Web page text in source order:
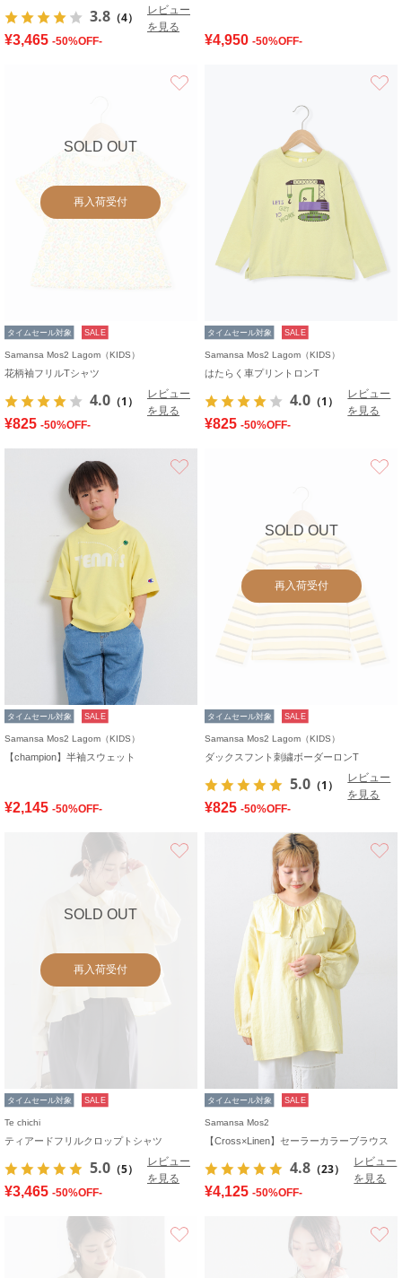
3.8 （4）
レビュー
を見る
¥3,465 -50%OFF- ¥4,950 -50%OFF-
SOLD OUT
再入荷受付
タイムセール対象 SALE
Samansa Mos2 Lagom（KIDS）
花柄袖フリルTシャツ
4.0 （1）
レビュー
を見る
¥825 -50%OFF-
タイムセール対象 SALE
Samansa Mos2 Lagom（KIDS）
はたらく車プリントロンT
4.0 （1）
レビュー
を見る
¥825 -50%OFF-
タイムセール対象 SALE
Samansa Mos2 Lagom（KIDS）
【champion】半袖スウェット
¥2,145 -50%OFF-
SOLD OUT
再入荷受付
タイムセール対象 SALE
Samansa Mos2 Lagom（KIDS）
ダックスフント刺繍ボーダーロンT
5.0 （1）
レビュー
を見る
¥825 -50%OFF-
SOLD OUT
再入荷受付
タイムセール対象 SALE
Te chichi
ティアードフリルクロップトシャツ
5.0 （5）
レビュー
を見る
¥3,465 -50%OFF-
タイムセール対象 SALE
Samansa Mos2
【Cross×Linen】セーラーカラーブラウス
4.8 （23）
レビュー
を見る
¥4,125 -50%OFF-